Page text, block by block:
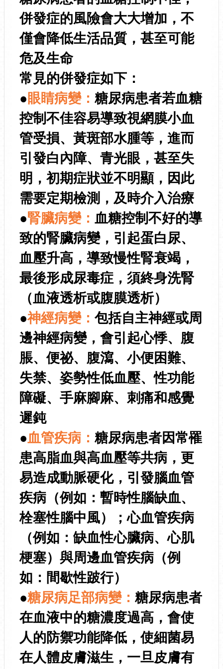
併發症的風險會大大增加，不
僅會降低生活品質，甚至可能
危及生命
常見的併發症如下：
● 眼睛病變： 糖尿病患者若血糖
控制不佳容易導致視網膜小血
管受損、黃斑部水腫等，進而
引發白內障、青光眼，甚至失
明，初期症狀並不明顯，因此
需要定期檢測，及時介入治療
●腎臟病變： 血糖控制不好的導
致的腎臟病變，引起蛋白尿、
血壓升高，導致慢性腎衰竭，
最後形成尿毒症，須終身洗腎
（血液透析或腹膜透析）
●神經病變： 包括自主神經或周
邊神經病變，會引起心悸、腹
脹、便祕、腹瀉、小便困難、
失禁、姿勢性低血壓、性功能
障礙、手麻腳麻、刺痛和感覺
遲鈍
●血管疾病： 糖尿病患者因常罹
患高脂血與高血壓等共病，更
易造成動脈硬化，引發腦血管
疾病（例如：暫時性腦缺血、
栓塞性腦中風）；心血管疾病
（例如：缺血性心臟病、心肌
梗塞）與周邊血管疾病（例
如：間歇性跛行）
●糖尿病足部病變： 糖尿病患者
在血液中的糖濃度過高，會使
人的防禦功能降低，使細菌易
在人體皮膚滋生，一旦皮膚有